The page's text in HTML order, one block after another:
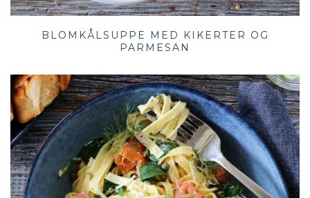
BLOMKÅLSUPPE MED KIKERTER OG
PARMESAN